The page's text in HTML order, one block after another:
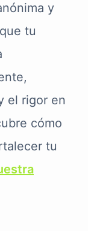
y
tu
el rigor en
cómo
tu